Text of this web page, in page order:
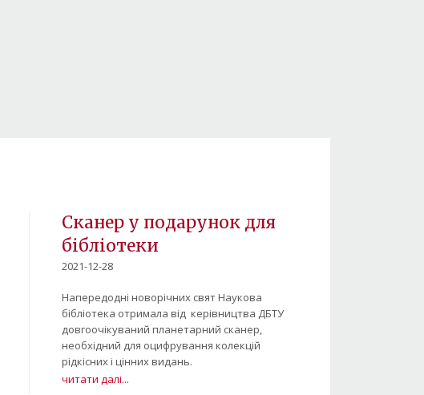
Сканер у подарунок для
бібліотеки
2021-12-28
Напередодні новорічних свят Наукова
бібліотека отримала від керівництва ДБТУ
довгоочікуваний планетарний сканер,
необхідний для оцифрування колекцій
рідкісних і цінних видань.
читати далі...